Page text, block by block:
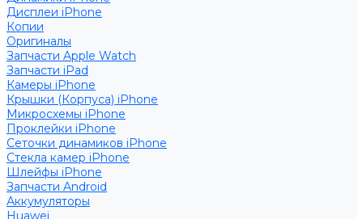
Дисплеи iPhone
Копии
Оригиналы
Запчасти Apple Watch
Запчасти iPad
Камеры iPhone
Крышки (Корпуса) iPhone
Микросхемы iPhone
Проклейки iPhone
Сеточки динамиков iPhone
Стекла камер iPhone
Шлейфы iPhone
Запчасти Android
Аккумуляторы
Huawei